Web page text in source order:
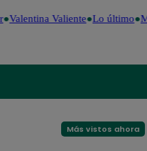
Valentina Valiente Lo último
Más vistos ahora